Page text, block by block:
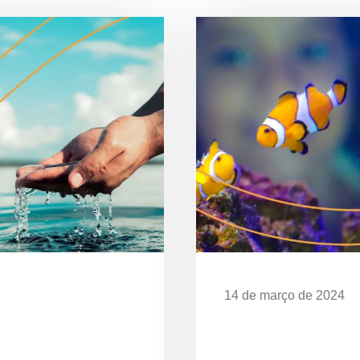
14 de março de 2024